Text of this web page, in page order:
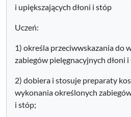
i upiększających dłoni i stóp
Uczeń:
1) określa przeciwwskazania do
zabiegów pielęgnacyjnych dłoni i
2) dobiera i stosuje preparaty
wykonania określonych
i stóp;